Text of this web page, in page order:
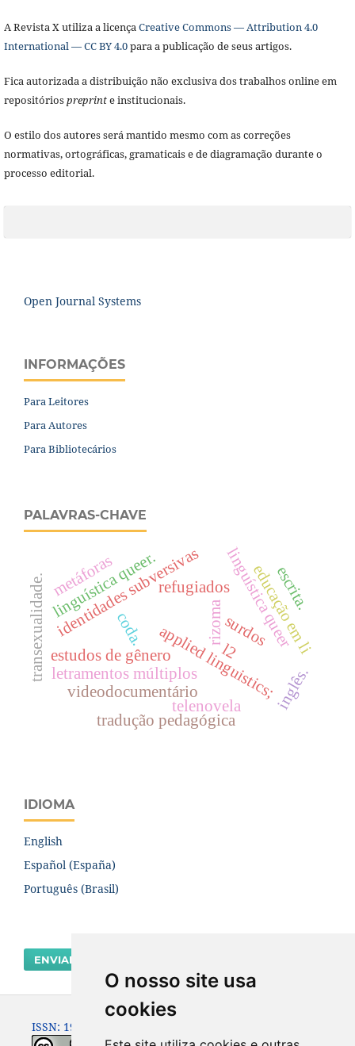
O nosso site usa
cookies
A Revista X utiliza a licença Creative Commons — Attribution 4.0
International — CC BY 4.0para a publicação de seus artigos.
Fica autorizada a distribuição não exclusiva dos trabalhos online em
repositóriospreprinte institucionais.
O estilo dos autores será mantido mesmo com as correções
normativas, ortográficas, gramaticais e de diagramação durante o
processo editorial.
Open Journal Systems
INFORMAÇÕES
Para Leitores
Para Autores
Para Bibliotecários
PALAVRAS-CHAVE
applied linguistics;
surdos
identidades subversivas
estudos de gênero
linguística queer
letramentos múltiplos
rizoma
coda.
transexualidade.
videodocumentário
educação em li
linguística queer.
telenovela
tradução pedagógica
refugiados
metáforas
l2
inglês.
escrita.
IDIOMA
English
Español (España)
Português (Brasil)
ENVIAR SUBMISSÃO
ISSN: 1980-0614